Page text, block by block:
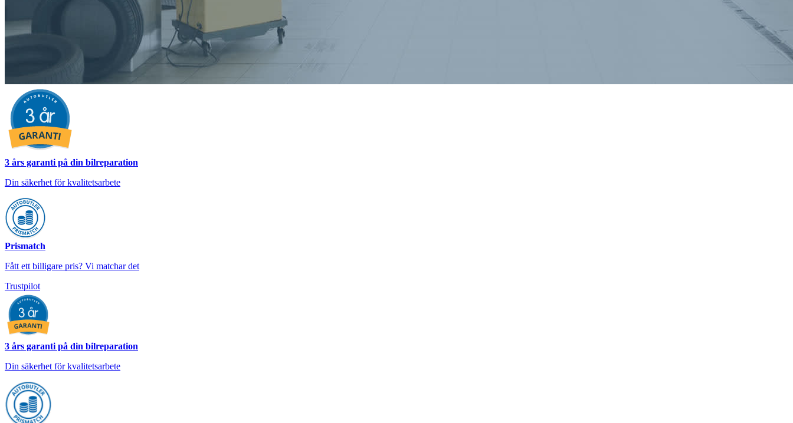
3 års garanti på din bilreparation
Din säkerhet för kvalitetsarbete
Prismatch
Fått ett billigare pris? Vi matchar det
Trustpilot
3 års garanti på din bilreparation
Din säkerhet för kvalitetsarbete